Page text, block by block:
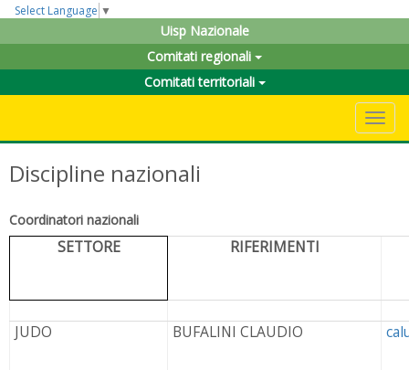
Select Language ▼
Uisp Nazionale
Comitati regionali
Comitati territoriali
Discipline nazionali
Coordinatori nazionali
SETTORE RIFERIMENTI
JUDO BUFALINI CLAUDIO